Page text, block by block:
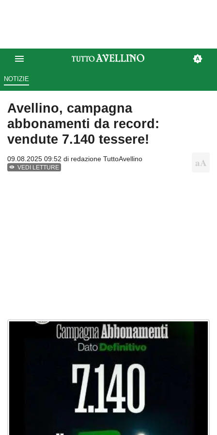
NOTIZIE
Avellino, campagna
abbonamenti da record:
vendute 7.140 tessere!
09.08.2025 09:52 di redazione TuttoAvellino
VEDI LETTURE